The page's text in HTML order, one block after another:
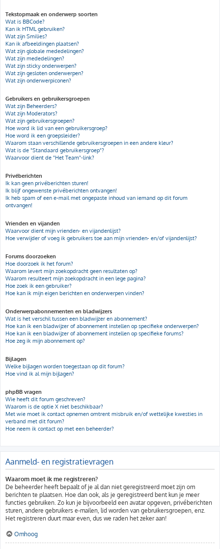
Tekstopmaak en onderwerp soorten
Wat is BBCode?
Kan ik HTML gebruiken?
Wat zijn Smilies?
Kan ik afbeeldingen plaatsen?
Wat zijn globale mededelingen?
Wat zijn mededelingen?
Wat zijn sticky onderwerpen?
Wat zijn gesloten onderwerpen?
Wat zijn onderwerpiconen?
Gebruikers en gebruikersgroepen
Wat zijn Beheerders?
Wat zijn Moderators?
Wat zijn gebruikersgroepen?
Hoe word ik lid van een gebruikersgroep?
Hoe word ik een groepsleider?
Waarom staan verschillende gebruikersgroepen in een andere kleur?
Wat is de "Standaard gebruikersgroep"?
Waarvoor dient de "Het Team"-link?
Privéberichten
Ik kan geen privéberichten sturen!
Ik blijf ongewenste privéberichten ontvangen!
Ik heb spam of een e-mail met ongepaste inhoud van iemand op dit forum
ontvangen!
Vrienden en vijanden
Waarvoor dient mijn vrienden- en vijandenlijst?
Hoe verwijder of voeg ik gebruikers toe aan mijn vrienden- en/of vijandenlijst?
Forums doorzoeken
Hoe doorzoek ik het forum?
Waarom levert mijn zoekopdracht geen resultaten op?
Waarom resulteert mijn zoekopdracht in een lege pagina?
Hoe zoek ik een gebruiker?
Hoe kan ik mijn eigen berichten en onderwerpen vinden?
Onderwerpabonnementen en bladwijzers
Wat is het verschil tussen een bladwijzer en abonnement?
Hoe kan ik een bladwijzer of abonnement instellen op specifieke onderwerpen?
Hoe kan ik een bladwijzer of abonnement instellen op specifieke forums?
Hoe zeg ik mijn abonnement op?
Bijlagen
Welke bijlagen worden toegestaan op dit forum?
Hoe vind ik al mijn bijlagen?
phpBB vragen
Wie heeft dit forum geschreven?
Waarom is de optie X niet beschikbaar?
Met wie moet ik contact opnemen omtrent misbruik en/of wettelijke kwesties in
verband met dit forum?
Hoe neem ik contact op met een beheerder?
Aanmeld- en registratievragen
Waarom moet ik me registreren?
De beheerder heeft bepaalt of je al dan niet geregistreerd moet zijn om
berichten te plaatsen. Hoe dan ook, als je geregistreerd bent kun je meer
functies gebruiken. Zo kun je bijvoorbeeld een avatar opgeven, privéberichten
sturen, andere gebruikers e-mailen, lid worden van gebruikersgroepen, enz.
Het registreren duurt maar even, dus we raden het zeker aan!
Omhoog